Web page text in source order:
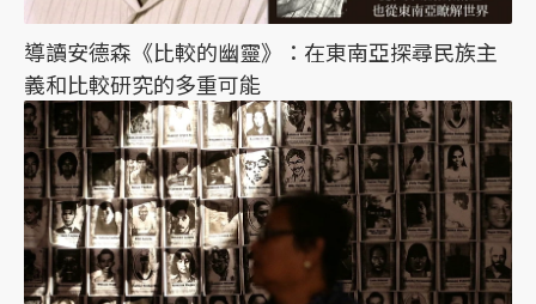
導讀安德森《比較的幽靈》：在東南亞探尋民族主
義和比較研究的多重可能